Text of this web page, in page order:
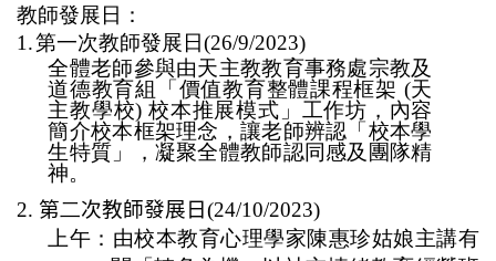
教師發展日：
1.第一次教師發展日(26/9/2023)
全體老師參與由天主教教育事務處宗教及
道德教育組「價值教育整體課程框架 (天
主教學校)校本推展模式」工作坊，內容
簡介校本框架理念，讓老師辨認「校本學
生特質」，凝聚全體教師認同感及團隊精
神。
2. 第二次教師發展日(24/10/2023)
上午：由校本教育心理學家陳惠珍姑娘主講有